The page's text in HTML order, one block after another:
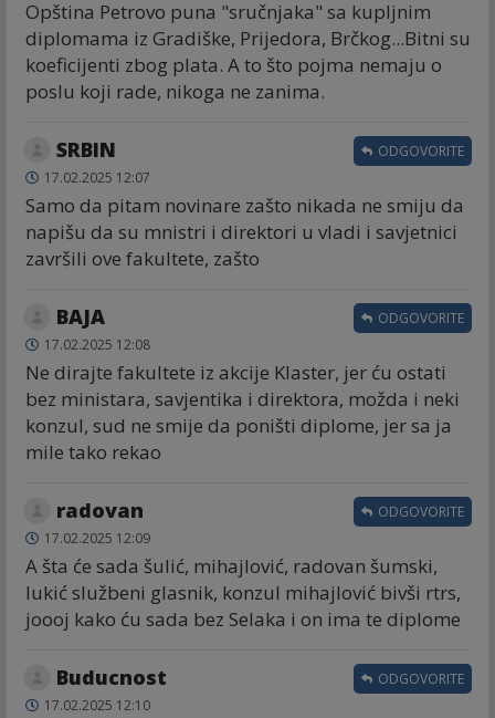
Opština Petrovo puna "sručnjaka" sa kupljnim
diplomama iz Gradiške, Prijedora, Brčkog...Bitni su
koeficijenti zbog plata. A to što pojma nemaju o
poslu koji rade, nikoga ne zanima.
SRBIN
17.02.2025 12:07
Samo da pitam novinare zašto nikada ne smiju da
napišu da su mnistri i direktori u vladi i savjetnici
završili ove fakultete, zašto
ODGOVORITE
BAJA
17.02.2025 12:08
Ne dirajte fakultete iz akcije Klaster, jer ću ostati
bez ministara, savjentika i direktora, možda i neki
konzul, sud ne smije da poništi diplome, jer sa ja
mile tako rekao
ODGOVORITE
radovan
17.02.2025 12:09
A šta će sada šulić, mihajlović, radovan šumski,
lukić službeni glasnik, konzul mihajlović bivši rtrs,
joooj kako ću sada bez Selaka i on ima te diplome
ODGOVORITE
Buducnost
17.02.2025 12:10
ODGOVORITE